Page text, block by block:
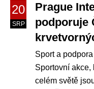
20
SRP
Prague
podporuje
Sport a
Sportovní akce,
celém světě